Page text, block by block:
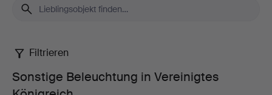
Sonstige
Beleuchtung
Filtrieren
Sonstige Beleuchtung in Vereinigtes